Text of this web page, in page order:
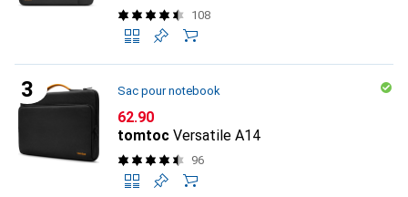
108
Sac pour notebook
CHF
62.90
tomtoc Versatile A14
96